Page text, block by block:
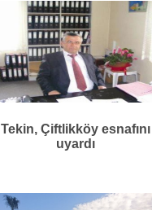
Tekin, Çiftlikköy esnafını
uyardı